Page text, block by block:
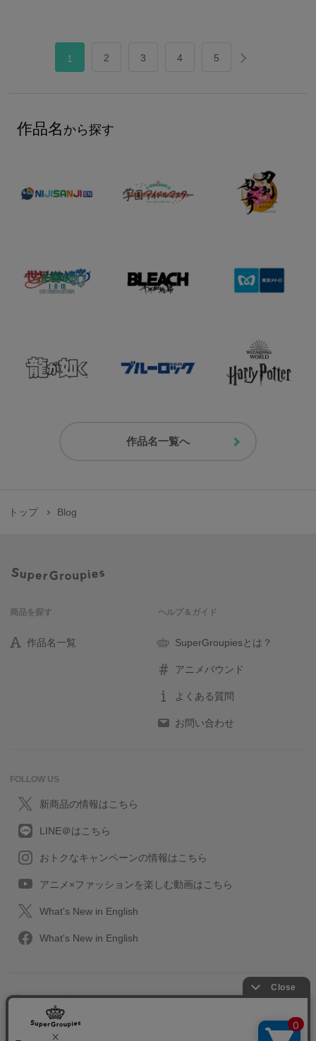
1 2 3 4 5
作品名 から探す
作品名一覧へ
トップ Blog
商品を探す
作品名一覧
ヘルプ＆ガイド
SuperGroupiesとは？
アニメバウンド
よくある質問
お問い合わせ
FOLLOW US
新商品の情報はこちら
LINE＠はこちら
おトクなキャンペーンの情報はこちら
アニメ×ファッションを楽しむ動画はこちら
What's New in English
What's New in English
プライバシーポリシー
特定取引に関する法律